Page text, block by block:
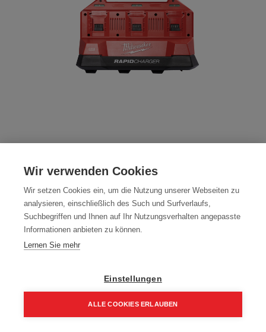
M18PC6
Artikelnummer:4932480162
228,65€ 269,00 €
274,38 € inkl. Mwst
228,65 € / Stk.
In den Einkaufskorb
Wir verwenden Cookies
Wir setzen Cookies ein, um die Nutzung unserer Webseiten zu
analysieren, einschließlich des Such und Surfverlaufs,
Suchbegriffen und Ihnen auf Ihr Nutzungsverhalten angepasste
Informationen anbieten zu können.
Lernen Sie mehr
Einstellungen
ALLE COOKIES ERLAUBEN